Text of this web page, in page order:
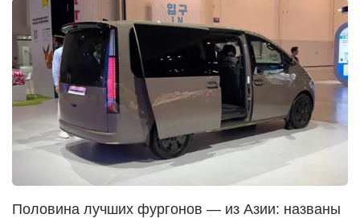
Половина лучших фургонов — из Азии: названы